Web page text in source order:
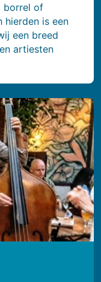
borrel of
hierden is een
een breed
artiesten